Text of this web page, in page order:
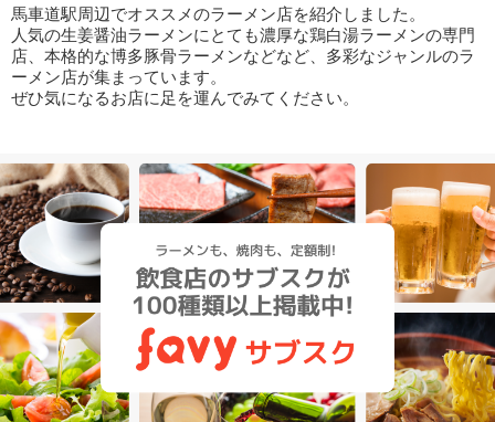
馬車道駅周辺でオススメのラーメン店を紹介しました。
人気の生姜醤油ラーメンにとても濃厚な鶏白湯ラーメンの専門
店、本格的な博多豚骨ラーメンなどなど、多彩なジャンルのラ
ーメン店が集まっています。
ぜひ気になるお店に足を運んでみてください。